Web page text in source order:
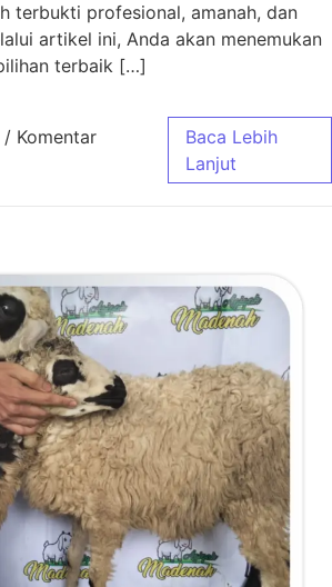
terbukti profesional, amanah, dan
artikel ini, Anda akan menemukan
terbaik […]
/ Komentar
Aqiqah Bandung Pilihan Terbaik
Baca Lebih
Lanjut